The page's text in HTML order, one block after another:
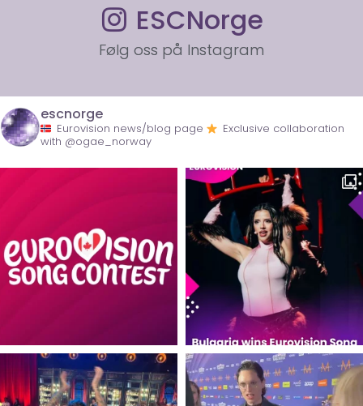
ESCNorge
Følg oss på Instagram
escnorge
Eurovision news/blog page
Exclusive collaboration
with @ogae_norway